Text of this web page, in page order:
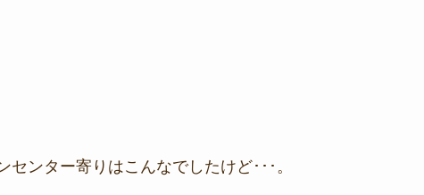
ンター寄りはこんなでしたけど･･･。